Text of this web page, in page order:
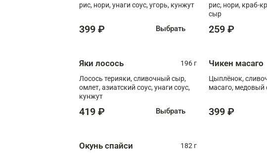
рис, нори, унаги соус, угорь, кунжут
399 ₽ Выбрать
рис, нори, краб-
сыр
259 ₽
Яки лосось
196 г
Лосось терияки, сливочный сыр,
омлет, азиатский соус, унаги соус,
кунжут
419 ₽ Выбрать
Чикен масаго
Цыплёнок,
масаго, медовый
399 ₽
Окунь спайси
182 г